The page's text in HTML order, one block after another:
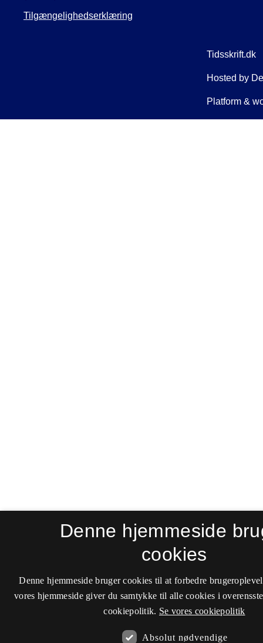
Tilgængelighedserklæring
Denne hjemmeside
cookies
Denne hjemmeside bruger cookies til at forbedre
vores hjemmeside giver du samtykke til alle cookies i
cookiepolitik. Se vores cookiepolitik
Absolut nødvendige